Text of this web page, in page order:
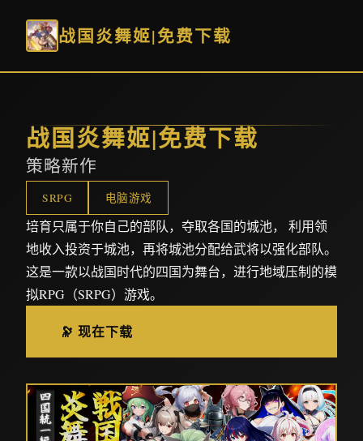
战国炎舞姬|免费下载
战国炎舞姬|免费下载
策略新作
SRPG 电脑游戏
培育只属于你自己的部队，夺取各国的城池， 利用领
地收入投资于城池，再将城池分配给武将以强化部队。
这是一款以战国时代的四国为舞台，进行地域压制的模
拟RPG（SRPG）游戏。
🔭 现在下载